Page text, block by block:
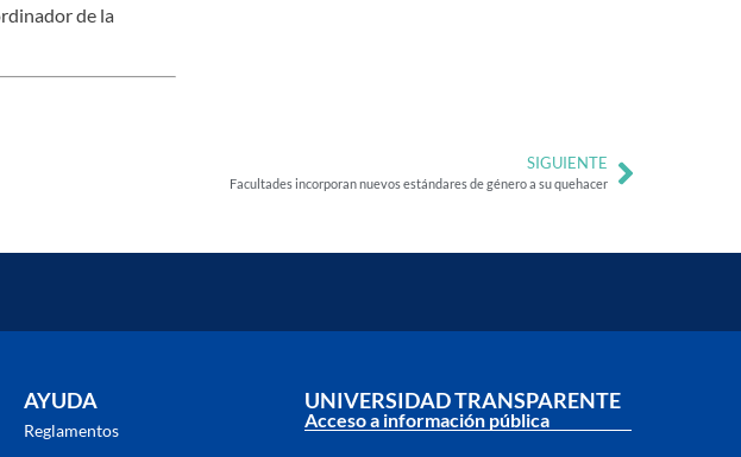
de la
SIGUIENTE
Facultades incorporan nuevos estándares de género a su quehacer
AYUDA
Reglamentos
UNIVERSIDAD TRANSPARENTE
Acceso a información pública